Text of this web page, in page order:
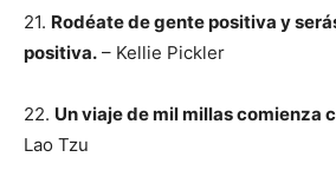
21. Rodéate de gente positiva y
positiva. – Kellie Pickler
22. Un viaje de mil millas comienza
Lao Tzu